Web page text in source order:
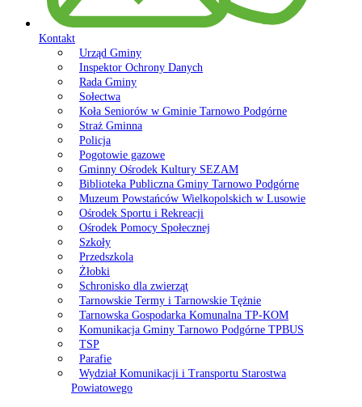
Kontakt
Urząd Gminy
Inspektor Ochrony Danych
Rada Gminy
Sołectwa
Koła Seniorów w Gminie Tarnowo Podgórne
Straż Gminna
Policja
Pogotowie gazowe
Gminny Ośrodek Kultury SEZAM
Biblioteka Publiczna Gminy Tarnowo Podgórne
Muzeum Powstańców Wielkopolskich w Lusowie
Ośrodek Sportu i Rekreacji
Ośrodek Pomocy Społecznej
Szkoły
Przedszkola
Żłobki
Schronisko dla zwierząt
Tarnowskie Termy i Tarnowskie Tężnie
Tarnowska Gospodarka Komunalna TP-KOM
Komunikacja Gminy Tarnowo Podgórne TPBUS
TSP
Parafie
Wydział Komunikacji i Transportu Starostwa
Powiatowego